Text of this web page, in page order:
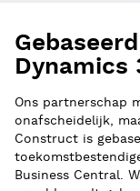
Dynamics
Ons partnerschap
onafscheidelijk,
Construct is
Business Central.